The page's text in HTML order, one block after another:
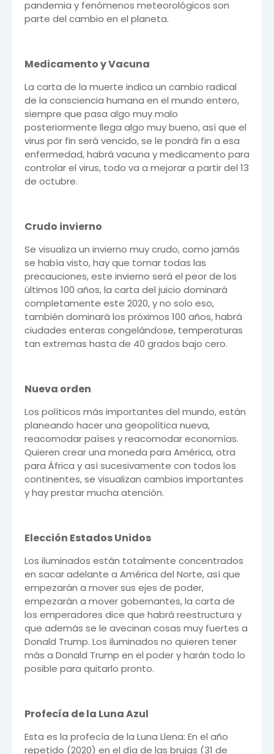
pandemia y fenómenos meteorológicos son
parte del cambio en el planeta.
Medicamento y Vacuna
La carta de la muerte indica un cambio radical
de la consciencia humana en el mundo entero,
siempre que pasa algo muy malo
posteriormente llega algo muy bueno, así que el
virus por fin será vencido, se le pondrá fin a esa
enfermedad, habrá vacuna y medicamento para
controlar el virus, todo va a mejorar a partir del 13
de octubre.
Crudo invierno
Se visualiza un invierno muy crudo, como jamás
se había visto, hay que tomar todas las
precauciones, este invierno será el peor de los
últimos 100 años, la carta del juicio dominará
completamente este 2020, y no solo eso,
también dominará los próximos 100 años, habrá
ciudades enteras congelándose, temperaturas
tan extremas hasta de 40 grados bajo cero.
Nueva orden
Los políticos más importantes del mundo, están
planeando hacer una geopolítica nueva,
reacomodar países y reacomodar economías.
Quieren crear una moneda para América, otra
para África y así sucesivamente con todos los
continentes, se visualizan cambios importantes
y hay prestar mucha atención.
Elección Estados Unidos
Los iluminados están totalmente concentrados
en sacar adelante a América del Norte, así que
empezarán a mover sus ejes de poder,
empezarán a mover gobernantes, la carta de
los emperadores dice que habrá reestructura y
que además se le avecinan cosas muy fuertes a
Donald Trump. Los iluminados no quieren tener
más a Donald Trump en el poder y harán todo lo
posible para quitarlo pronto.
Profecía de la Luna Azul
Esta es la profecía de la Luna Llena: En el año
repetido (2020) en el día de las brujas (31 de